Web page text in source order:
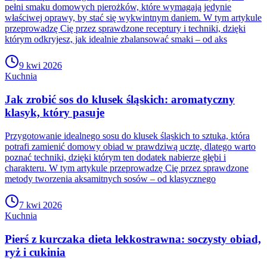
pełni smaku domowych pierożków, które wymagają jedynie
właściwej oprawy, by stać się wykwintnym daniem. W tym artykule
przeprowadzę Cię przez sprawdzone receptury i techniki, dzięki
którym odkryjesz, jak idealnie zbalansować smaki – od aks
9 kwi 2026
Kuchnia
Jak zrobić sos do klusek śląskich: aromatyczny
klasyk, który pasuje
Przygotowanie idealnego sosu do klusek śląskich to sztuka, która
potrafi zamienić domowy obiad w prawdziwą ucztę, dlatego warto
poznać techniki, dzięki którym ten dodatek nabierze głębi i
charakteru. W tym artykule przeprowadzę Cię przez sprawdzone
metody tworzenia aksamitnych sosów – od klasycznego
7 kwi 2026
Kuchnia
Pierś z kurczaka dieta lekkostrawna: soczysty obiad,
ryż i cukinia